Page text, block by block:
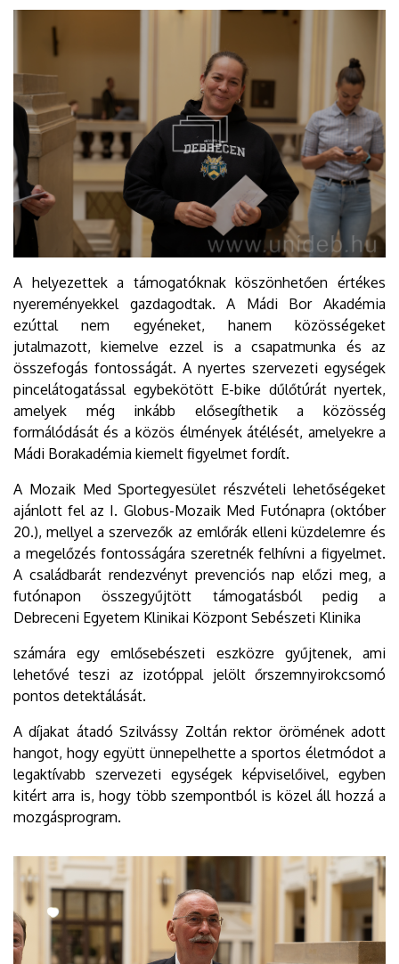
A helyezettek a támogatóknak köszönhetően értékes
nyereményekkel gazdagodtak. A Mádi Bor Akadémia
ezúttal nem egyéneket, hanem közösségeket
jutalmazott, kiemelve ezzel is a csapatmunka és az
összefogás fontosságát. A nyertes szervezeti egységek
pincelátogatással egybekötött E-bike dűlőtúrát nyertek,
amelyek még inkább elősegíthetik a közösség
formálódását és a közös élmények átélését, amelyekre a
Mádi Borakadémia kiemelt figyelmet fordít.
A Mozaik Med Sportegyesület részvételi lehetőségeket
ajánlott fel az I. Globus-Mozaik Med Futónapra (október
20.), mellyel a szervezők az emlőrák elleni küzdelemre és
a megelőzés fontosságára szeretnék felhívni a figyelmet.
A családbarát rendezvényt prevenciós nap előzi meg, a
futónapon összegyűjtött támogatásból pedig a
Debreceni Egyetem Klinikai Központ Sebészeti Klinika
számára egy emlősebészeti eszközre gyűjtenek, ami
lehetővé teszi az izotóppal jelölt őrszemnyirokcsomó
pontos detektálását.
A díjakat átadó Szilvássy Zoltán rektor örömének adott
hangot, hogy együtt ünnepelhette a sportos életmódot a
legaktívabb szervezeti egységek képviselőivel, egyben
kitért arra is, hogy több szempontból is közel áll hozzá a
mozgásprogram.